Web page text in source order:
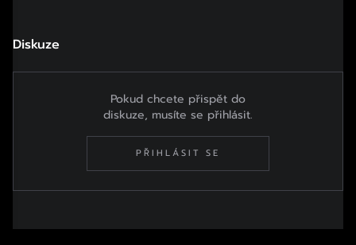
Diskuze
Pokud chcete přispět do
diskuze, musíte se přihlásit.
PŘIHLÁSIT SE